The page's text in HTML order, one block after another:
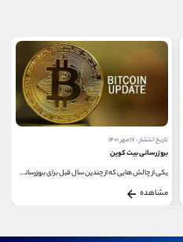
تاریخ انتشار : ۱۷ مهر ۱۴۰۱
بروزرسانی بیت کوین
یکی از چالش هایی که از چندین سال قبل برای بروزرسانی...
مشاهده